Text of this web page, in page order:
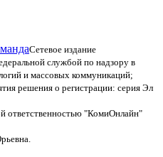
Сетевое издание
службой по надзору в
и массовых коммуникаций;
решения о регистрации: серия Эл
ответственностью "КомиОнлайн"